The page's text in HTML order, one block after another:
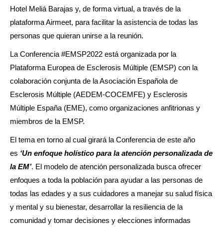
Hotel Meliá Barajas y, de forma virtual, a través de la
plataforma Airmeet, para facilitar la asistencia de todas las
personas que quieran unirse a la reunión.
La Conferencia #EMSP2022 está organizada por la
Plataforma Europea de Esclerosis Múltiple (EMSP) con la
colaboración conjunta de la Asociación Española de
Esclerosis Múltiple (AEDEM-COCEMFE) y Esclerosis
Múltiple España (EME), como organizaciones anfitrionas y
miembros de la EMSP.
El tema en torno al cual girará la Conferencia de este año
es ‘Un enfoque holístico para la atención personalizada de
la EM’. El modelo de atención personalizada busca ofrecer
enfoques a toda la población para ayudar a las personas de
todas las edades y a sus cuidadores a manejar su salud física
y mental y su bienestar, desarrollar la resiliencia de la
comunidad y tomar decisiones y elecciones informadas